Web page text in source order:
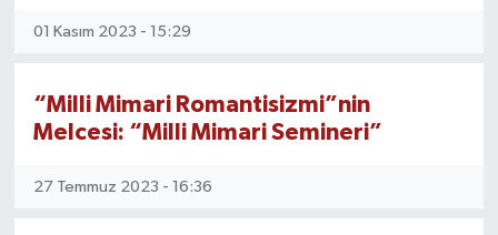
01 Kasım 2023 - 15:29
“Milli Mimari Romantisizmi”nin
Melcesi: “Milli Mimari Semineri”
27 Temmuz 2023 - 16:36
YAŞAM